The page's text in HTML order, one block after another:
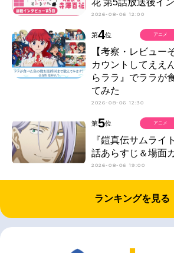
花 第5話放送後イ
2026-08-06 12:00
第4位
【考察・レビュー
カウントしてええ
らララ』でララが
てみた
2026-08-06 12:30
アニメ
第5位
『鎧真伝サムライ
話あらすじ＆場面
2026-08-06 19:00
アニメ
ランキングを見る